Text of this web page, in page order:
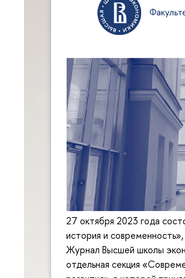
27 октября 2023 года
история и
Журнал Высшей школы
отдельная секция